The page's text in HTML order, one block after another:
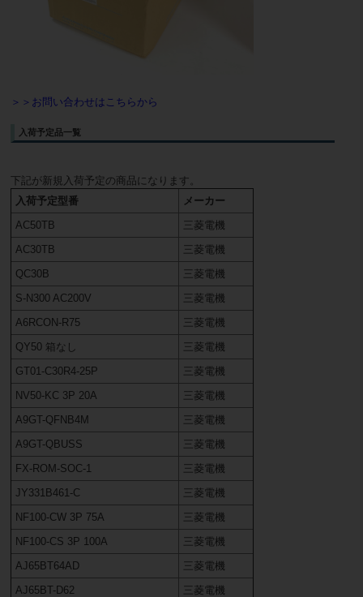
＞＞お問い合わせはこちらから
入荷予定品一覧
下記が新規入荷予定の商品になります。
入荷予定型番
メーカー
AC50TB
三菱電機
AC30TB
三菱電機
QC30B
三菱電機
S-N300 AC200V
三菱電機
A6RCON-R75
三菱電機
QY50 箱なし
三菱電機
GT01-C30R4-25P
三菱電機
NV50-KC 3P 20A
三菱電機
A9GT-QFNB4M
三菱電機
A9GT-QBUSS
三菱電機
FX-ROM-SOC-1
三菱電機
JY331B461-C
三菱電機
NF100-CW 3P 75A
三菱電機
NF100-CS 3P 100A
三菱電機
AJ65BT64AD
三菱電機
AJ65BT-D62
三菱電機